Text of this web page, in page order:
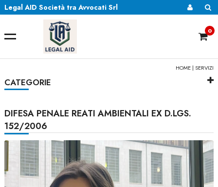
Legal AID Società tra Avvocati Srl
0
HOME |SERVIZI
CATEGORIE
DIFESA PENALE REATI AMBIENTALI EX D.LGS.
152/2006